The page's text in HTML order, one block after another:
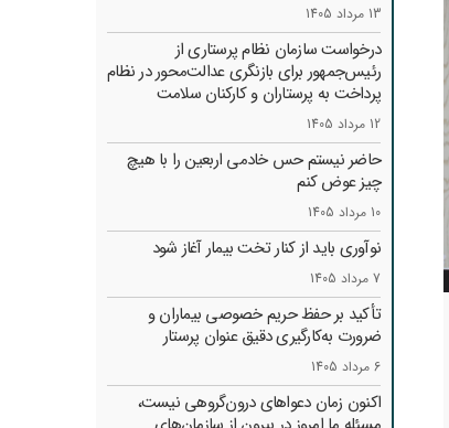
13 مرداد 1405
درخواست سازمان نظام پرستاری از
رئیس‌جمهور برای بازنگری عدالت‌محور در نظام
پرداخت به پرستاران و کارکنان سلامت
12 مرداد 1405
حاضر نیستم حس خادمی اربعین را با هیچ
چیز عوض کنم
10 مرداد 1405
نوآوری باید از کنار تخت بیمار آغاز شود
7 مرداد 1405
تأکید بر حفظ حریم خصوصی بیماران و
ضرورت به‌کارگیری دقیق عنوان پرستار
6 مرداد 1405
اکنون زمان دعواهای درون‌گروهی نیست،